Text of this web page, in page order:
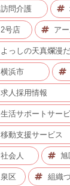
訪問介護
2号店 ア
よっしの天真爛漫
横浜市
求人採用情報
生活サポートサー
移動支援サービス
社会人 旭
泉区 組織